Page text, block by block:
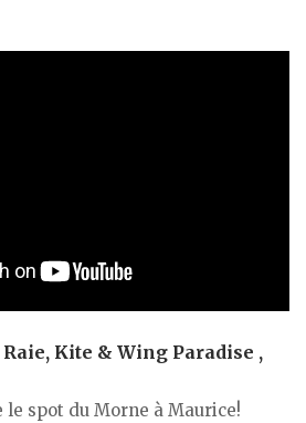
Kite & Wing Paradise ,
le spot du Morne à Maurice!